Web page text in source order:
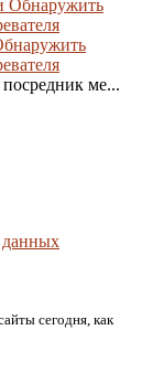
посредник ме...
данных
сегодня, как